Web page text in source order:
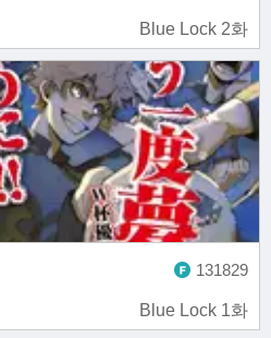
Blue Lock 2화
Blue Lock 1화
131829